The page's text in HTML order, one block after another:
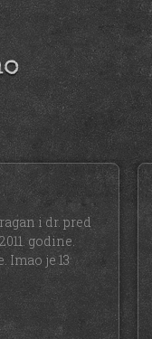
i dr. pred
godine.
je 13